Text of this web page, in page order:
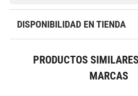
DISPONIBILIDAD EN TIENDA
PRODUCTOS
MARCAS